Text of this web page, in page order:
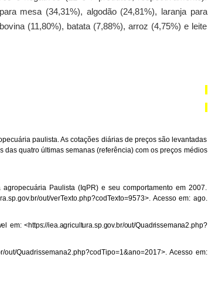
mesa (34,31%), algodão (24,81%), laranja para
(11,80%), batata (7,88%), arroz (4,75%) e leite
paulista. As cotações diárias de preços são levantadas
quatro últimas semanas (referência) com os preços médios
Paulista (IqPR) e seu comportamento em 2007.
out/verTexto.php?codTexto=9573> . Acesso em: ago.
em: <https://iea.agricultura.sp.gov.br/out/Quadrissemana2.php?
out/Quadrissemana2.php?codTipo=1&ano=2017>. Acesso em: